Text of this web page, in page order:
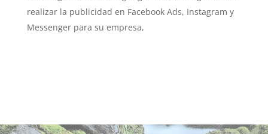
realizar la publicidad en Facebook Ads, Instagram y
Messenger para su empresa,